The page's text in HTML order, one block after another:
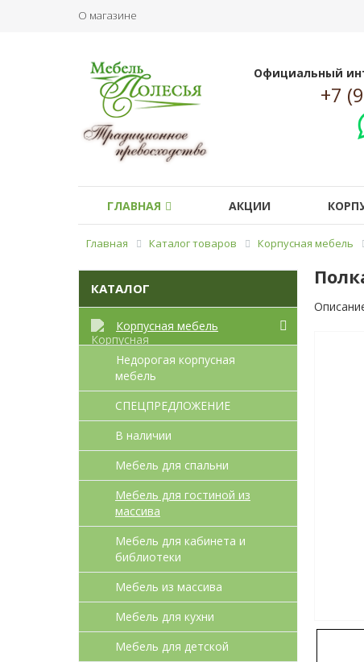
О магазине
Официальный
+7
ГЛАВНАЯ АКЦИИ
Главная Каталог товаров Корпусная мебель
КАТАЛОГ
Корпусная мебель
Недорогая корпусная
мебель
СПЕЦПРЕДЛОЖЕНИЕ
В наличии
Мебель для спальни
Мебель для гостиной из
массива
Мебель для кабинета и
библиотеки
Мебель из массива
Мебель для кухни
Мебель для детcкой